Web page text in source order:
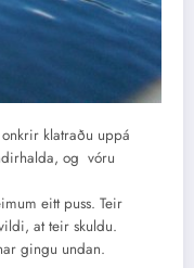
klatraðu uppá
og vóru
eitt puss. Teir
at teir skuldu.
gingu undan.